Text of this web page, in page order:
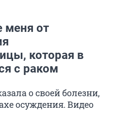
меня от
которая в
с раком
о своей болезни,
осуждения. Видео